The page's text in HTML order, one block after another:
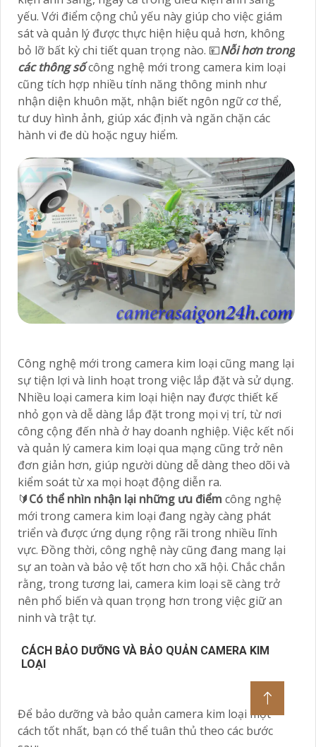
yếu. Với điểm cộng chủ yếu này giúp cho việc giám
sát và quản lý được thực hiện hiệu quả hơn, không
bỏ lỡ bất kỳ chi tiết quan trọng nào. 💴Nỗi hơn trong
các thông sốcông nghệ mới trong camera kim loại
cũng tích hợp nhiều tính năng thông minh như
nhận diện khuôn mặt, nhận biết ngôn ngữ cơ thể,
tư duy hình ảnh, giúp xác định và ngăn chặn các
hành vi đe dù hoặc nguy hiểm.
Công nghệ mới trong camera kim loại cũng mang lại
sự tiện lợi và linh hoạt trong việc lắp đặt và sử dụng.
Nhiều loại camera kim loại hiện nay được thiết kế
nhỏ gọn và dễ dàng lắp đặt trong mọi vị trí, từ nơi
công cộng đến nhà ở hay doanh nghiệp. Việc kết nối
và quản lý camera kim loại qua mạng cũng trở nên
đơn giản hơn, giúp người dùng dễ dàng theo dõi và
kiểm soát từ xa mọi hoạt động diễn ra.
🔰Có thể nhìn nhận lại những ưu điểm công nghệ
mới trong camera kim loại đang ngày càng phát
triển và được ứng dụng rộng rãi trong nhiều lĩnh
vực. Đồng thời, công nghệ này cũng đang mang lại
sự an toàn và bảo vệ tốt hơn cho xã hội. Chắc chắn
rằng, trong tương lai, camera kim loại sẽ càng trở
nên phổ biến và quan trọng hơn trong việc giữ an
ninh và trật tự.
CÁCH BẢO DƯỠNG VÀ BẢO QUẢN CAMERA KIM
LOẠI
Để bảo dưỡng và bảo quản camera kim loại một
cách tốt nhất, bạn có thể tuân thủ theo các bước